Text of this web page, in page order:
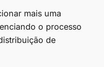
mais uma
o processo
de